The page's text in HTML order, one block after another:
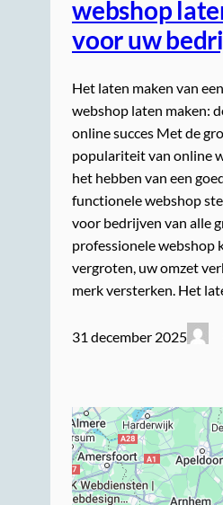
webshop
voor uw
Het laten maken van
webshop laten maken:
online succes Met de
populariteit van online
het hebben van een
functionele webshop
voor bedrijven van alle
professionele webshop
vergroten, uw omzet
merk versterken. Het
31 december 2025